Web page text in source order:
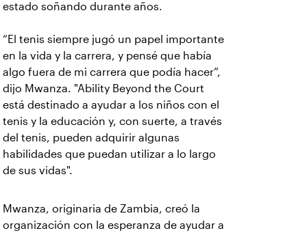
estado soñando durante años.
“El tenis siempre jugó un papel importante
en la vida y la carrera, y pensé que había
algo fuera de mi carrera que podía hacer”,
dijo Mwanza. "Ability Beyond the Court
está destinado a ayudar a los niños con el
tenis y la educación y, con suerte, a través
del tenis, pueden adquirir algunas
habilidades que puedan utilizar a lo largo
de sus vidas".
Mwanza, originaria de Zambia, creó la
organización con la esperanza de ayudar a